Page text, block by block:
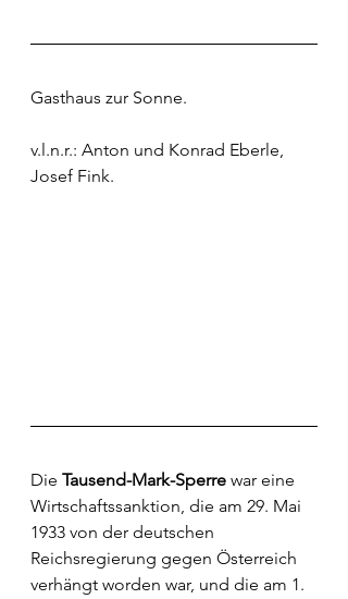
Gasthaus zur Sonne.
v.l.n.r.: Anton und Konrad Eberle,
Josef Fink.
Die Tausend-Mark-Sperre war eine
Wirtschaftssanktion, die am 29. Mai
1933 von der deutschen
Reichsregierung gegen Österreich
verhängt worden war, und die am 1.